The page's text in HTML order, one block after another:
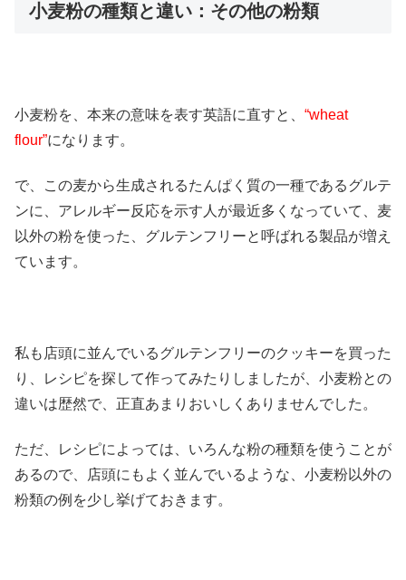
小麦粉の種類と違い：その他の粉類
小麦粉を、本来の意味を表す英語に直すと、 “wheat
flour”になります。
で、この麦から生成されるたんぱく質の一種であるグルテ
ンに、アレルギー反応を示す人が最近多くなっていて、麦
以外の粉を使った、グルテンフリーと呼ばれる製品が増え
ています。
私も店頭に並んでいるグルテンフリーのクッキーを買った
り、レシピを探して作ってみたりしましたが、小麦粉との
違いは歴然で、正直あまりおいしくありませんでした。
ただ、レシピによっては、いろんな粉の種類を使うことが
あるので、店頭にもよく並んでいるような、小麦粉以外の
粉類の例を少し挙げておきます。